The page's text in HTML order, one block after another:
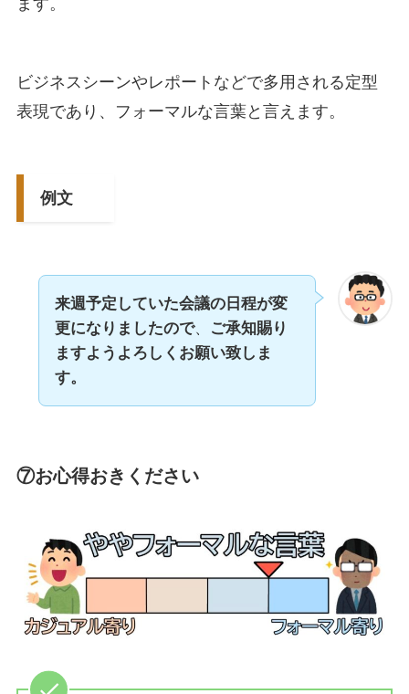
ビジネスシーンやレポートなどで多用される定型
表現であり、フォーマルな言葉と言えます。
例文
来週予定していた会議の日程が変
更になりましたので、
ご承知賜り
ますようよろしくお願い致しま
す。
⑦お心得おきください